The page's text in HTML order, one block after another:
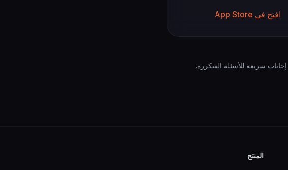
افتح في App Store
سريعة للأسئلة المتكررة.
المنتج